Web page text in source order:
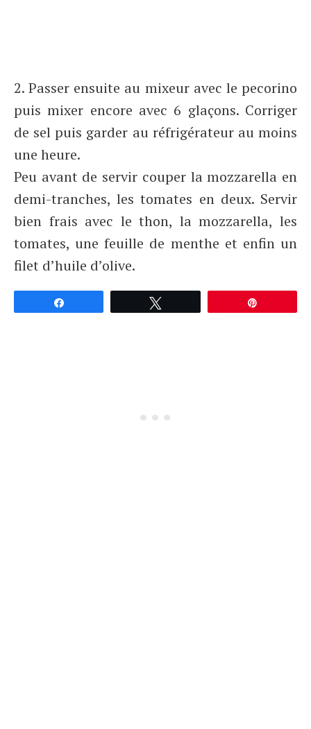
2. Passer ensuite au mixeur avec le pecorino
puis mixer encore avec 6 glaçons. Corriger
de sel puis garder au réfrigérateur au moins
une heure.
Peu avant de servir couper la mozzarella en
demi-tranches, les tomates en deux. Servir
bien frais avec le thon, la mozzarella, les
tomates, une feuille de menthe et enfin un
filet d’huile d’olive.